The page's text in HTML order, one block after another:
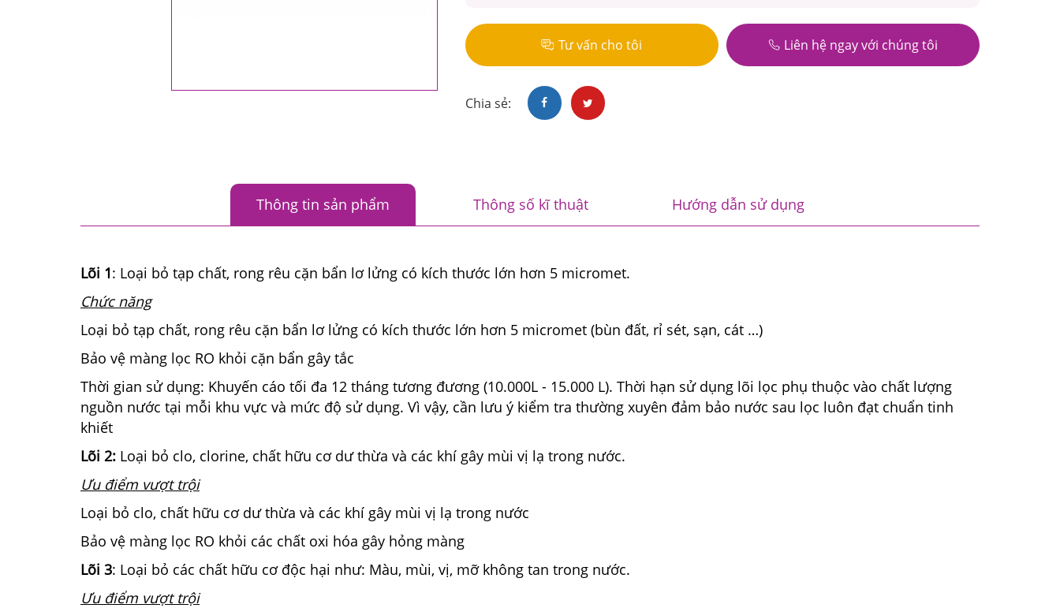
Tư vấn cho tôi Liên hệ ngay với chúng tôi
Chia sẻ:
Thông tin sản phẩm Thông số kĩ thuật Hướng dẫn sử dụng
Lõi 1: Loại bỏ tạp chất, rong rêu cặn bẩn lơ lửng có kích thước lớn hơn 5 micromet.
Chức năng
Loại bỏ tạp chất, rong rêu cặn bẩn lơ lửng có kích thước lớn hơn 5 micromet (bùn đất, rỉ sét, sạn, cát …)
Bảo vệ màng lọc RO khỏi cặn bẩn gây tắc
Thời gian sử dụng: Khuyến cáo tối đa 12 tháng tương đương (10.000L - 15.000 L). Thời hạn sử dụng lõi lọc phụ thuộc vào chất lượng
nguồn nước tại mỗi khu vực và mức độ sử dụng. Vì vậy, cần lưu ý kiểm tra thường xuyên đảm bảo nước sau lọc luôn đạt chuẩn tinh
khiết
Lõi 2: Loại bỏ clo, clorine, chất hữu cơ dư thừa và các khí gây mùi vị lạ trong nước.
Ưu điểm vượt trội
Loại bỏ clo, chất hữu cơ dư thừa và các khí gây mùi vị lạ trong nước
Bảo vệ màng lọc RO khỏi các chất oxi hóa gây hỏng màng
Lõi 3: Loại bỏ các chất hữu cơ độc hại như: Màu, mùi, vị, mỡ không tan trong nước.
Ưu điểm vượt trội